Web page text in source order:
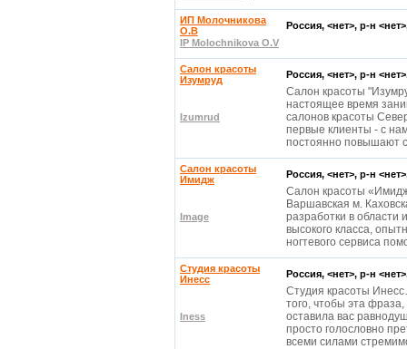
ИП Молочникова
О.В
Россия, <нет>, р-н
IP Molochnikova O.V
Салон красоты
Изумруд
Россия, <нет>, р-н
Izumrud
Салон красоты
настоящее время
салонов красоты
первые клиенты - с
постоянно повышают
Салон красоты
Имидж
Россия, <нет>, р-н
Image
Салон красоты
Варшавская м.
разработки в области
высокого класса,
ногтевого сервиса
Студия красоты
Инесс
Россия, <нет>, р-н
Iness
Студия красоты
того, чтобы эта
оставила вас
просто голословно
всеми силами